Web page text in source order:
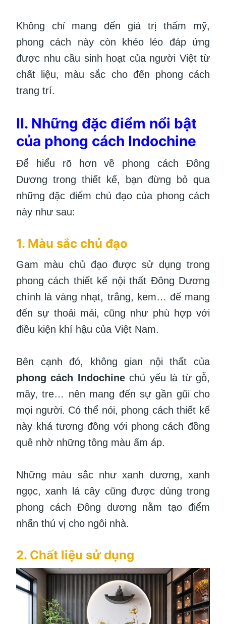
Không chỉ mang đến giá trị thẩm mỹ,
phong cách này còn khéo léo đáp ứng
được nhu cầu sinh hoạt của người Việt từ
chất liệu, màu sắc cho đến phong cách
trang trí.
II. Những đặc điểm nổi bật
của phong cách Indochine
Để hiểu rõ hơn về phong cách Đông
Dương trong thiết kế, bạn đừng bỏ qua
những đặc điểm chủ đạo của phong cách
này như sau:
1. Màu sắc chủ đạo
Gam màu chủ đạo được sử dụng trong
phong cách thiết kế nội thất Đông Dương
chính là vàng nhạt, trắng, kem… để mang
đến sự thoải mái, cũng như phù hợp với
điều kiện khí hậu của Việt Nam.
Bên cạnh đó, không gian nội thất của
phong cách Indochinechủ yếu là từ gỗ,
mây, tre… nên mang đến sự gần gũi cho
mọi người. Có thể nói, phong cách thiết kế
này khá tương đồng với phong cách đồng
quê nhờ những tông màu ấm áp.
Những màu sắc như xanh dương, xanh
ngọc, xanh lá cây cũng được dùng trong
phong cách Đông dương nằm tạo điểm
nhấn thú vị cho ngôi nhà.
2. Chất liệu sử dụng